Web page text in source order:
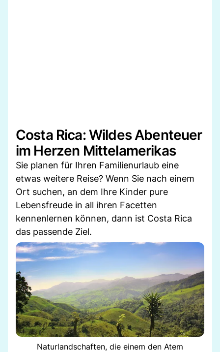
Costa Rica: Wildes Abenteuer
im Herzen Mittelamerikas
Sie planen für Ihren Familienurlaub eine
etwas weitere Reise? Wenn Sie nach einem
Ort suchen, an dem Ihre Kinder pure
Lebensfreude in all ihren Facetten
kennenlernen können, dann ist Costa Rica
das passende Ziel.
Naturlandschaften, die einem den Atem